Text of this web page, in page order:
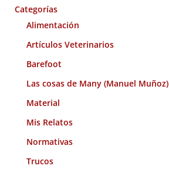
o
Categorías
Alimentación
Artículos Veterinarios
Barefoot
Las cosas de Many (Manuel Muñoz)
Material
Mis Relatos
Normativas
Trucos